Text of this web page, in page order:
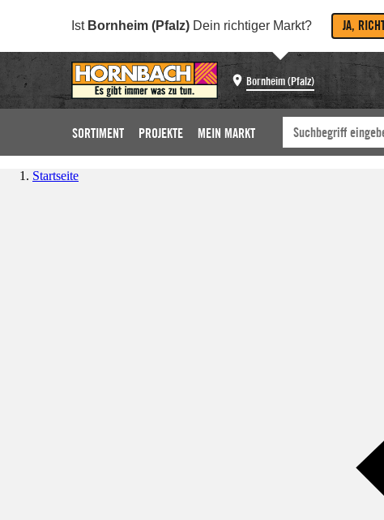
Ist Bornheim (Pfalz) Dein richtiger Markt? JA,
Bornheim (Pfalz)
SORTIMENT PROJEKTE MEIN MARKT
Startseite